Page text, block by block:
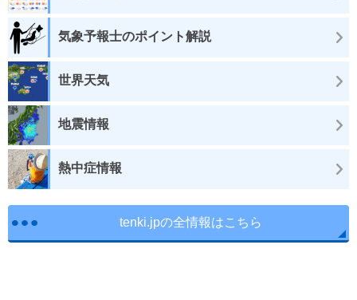
気象予報士のポイント解説
世界天気
地震情報
熱中症情報
tenki.jpの全情報はこちら